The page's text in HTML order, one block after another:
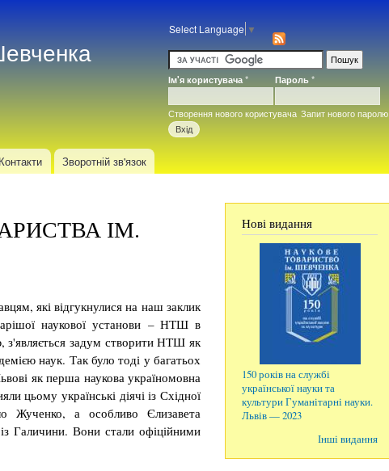
Select Language ▼
Вхід
Ім'я користувача* Пароль*
Створення нового користувача Запит нового паролю
Контакти Зворотній зв'язок
ІМ.
які відгукнулися на наш заклик
наукової уста­нови – НТШ в
з'являється задум створити НТШ як
наук. Так було тоді у багатьох
як перша наукова україномовна
цьому українські діячі із Східної
Жученко, а особливо Єлизавета
Галичини. Вони стали офіційними
Нові видання
150 років на службі
української науки та
культури Гуманітарні науки.
Львів — 2023
Інші видання